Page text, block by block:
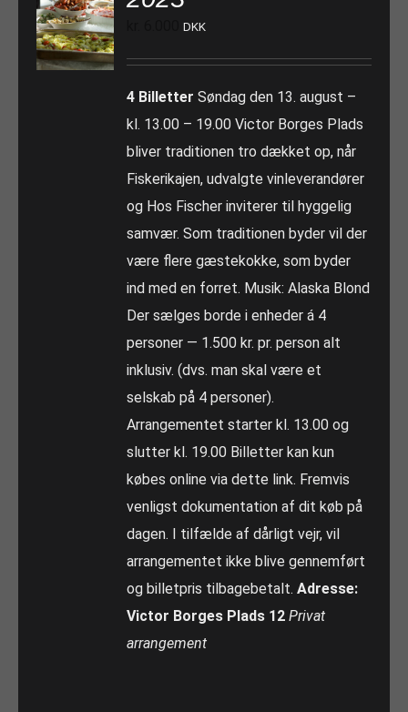
DKK
4 Billetter Søndag den 13. august –
kl. 13.00 – 19.00 Victor Borges Plads
bliver traditionen tro dækket op, når
Fiskerikajen, udvalgte vinleverandører
og Hos Fischer inviterer til hyggelig
samvær. Som traditionen byder vil der
være flere gæstekokke, som byder
ind med en forret. Musik: Alaska Blond
Der sælges borde i enheder á 4
personer — 1.500 kr. pr. person alt
inklusiv. (dvs. man skal være et
selskab på 4 personer).
Arrangementet starter kl. 13.00 og
slutter kl. 19.00 Billetter kan kun
købes online via dette link. Fremvis
venligst dokumentation af dit køb på
dagen. I tilfælde af dårligt vejr, vil
arrangementet ikke blive gennemført
og billetpris tilbagebetalt.Adresse:
Victor Borges Plads 12 Privat
arrangement